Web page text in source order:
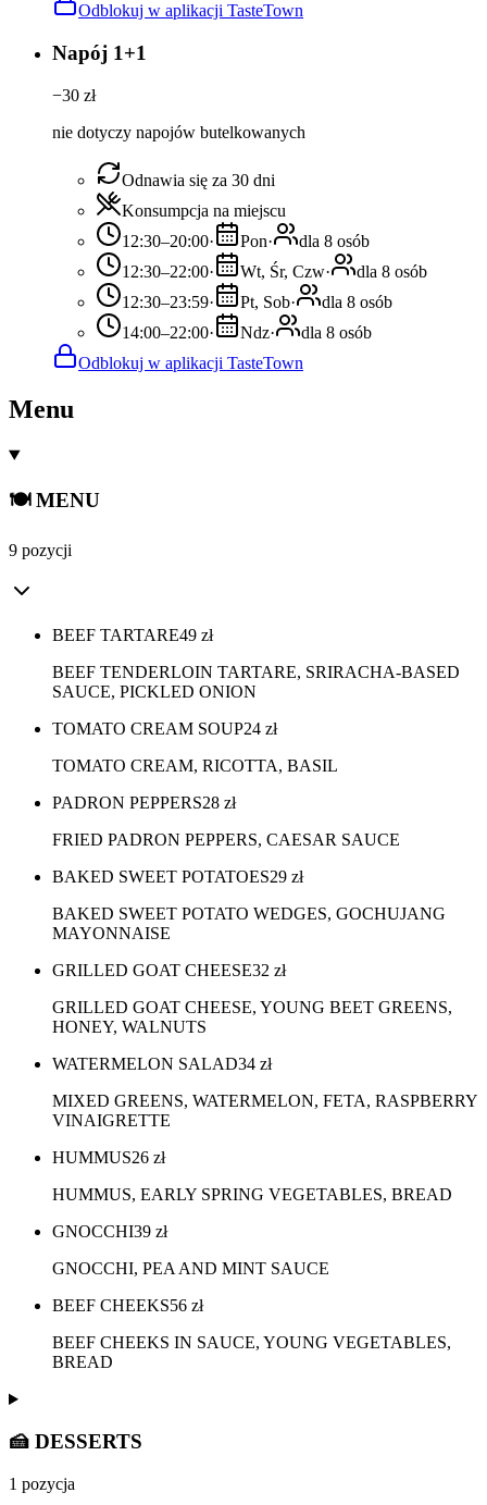
Odblokuj w aplikacji TasteTown
Napój 1+1
−30 zł
nie dotyczy napojów butelkowanych
Odnawia się za 30 dni
Konsumpcja na miejscu
12:30–20:00· Pon·
dla 8 osób
12:30–22:00· Wt, Śr, Czw·
dla 8 osób
12:30–23:59· Pt, Sob·
dla 8 osób
14:00–22:00· Ndz·
dla 8 osób
Odblokuj w aplikacji TasteTown
Menu
🍽️ MENU
9 pozycji
BEEF TARTARE49 zł
BEEF TENDERLOIN TARTARE, SRIRACHA-BASED
SAUCE, PICKLED ONION
TOMATO CREAM SOUP24 zł
TOMATO CREAM, RICOTTA, BASIL
PADRON PEPPERS28 zł
FRIED PADRON PEPPERS, CAESAR SAUCE
BAKED SWEET POTATOES29 zł
BAKED SWEET POTATO WEDGES, GOCHUJANG
MAYONNAISE
GRILLED GOAT CHEESE32 zł
GRILLED GOAT CHEESE, YOUNG BEET GREENS,
HONEY, WALNUTS
WATERMELON SALAD34 zł
MIXED GREENS, WATERMELON, FETA, RASPBERRY
VINAIGRETTE
HUMMUS26 zł
HUMMUS, EARLY SPRING VEGETABLES, BREAD
GNOCCHI39 zł
GNOCCHI, PEA AND MINT SAUCE
BEEF CHEEKS56 zł
BEEF CHEEKS IN SAUCE, YOUNG VEGETABLES,
BREAD
🍰 DESSERTS
1 pozycja